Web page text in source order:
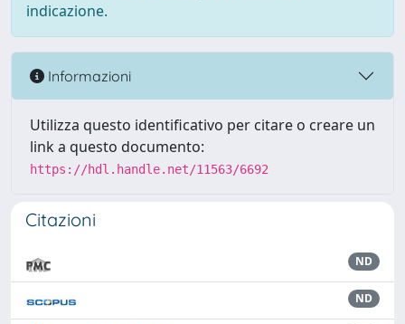
indicazione.
Informazioni
Utilizza questo identificativo per citare o creare un
link a questo documento:
https://hdl.handle.net/11563/6692
Citazioni
ND
ND